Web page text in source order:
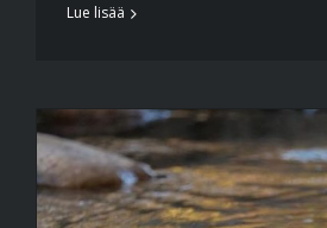
Lue lisää